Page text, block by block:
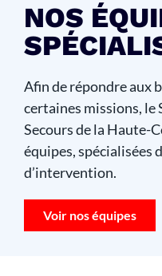
NOS
Afin de répondre aux
certaines missions, le
Secours de la Haute-
équipes, spécialisées
d’intervention.
Voir nos équipes